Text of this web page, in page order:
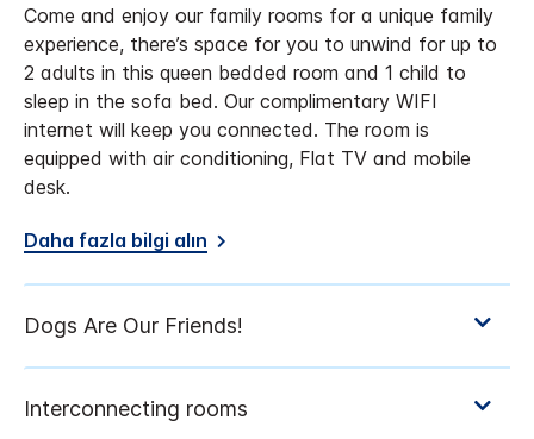
Come and enjoy our family rooms for a unique family
experience, there’s space for you to unwind for up to
2 adults in this queen bedded room and 1 child to
sleep in the sofa bed. Our complimentary WIFI
internet will keep you connected. The room is
equipped with air conditioning, Flat TV and mobile
desk.
Daha fazla bilgi alın